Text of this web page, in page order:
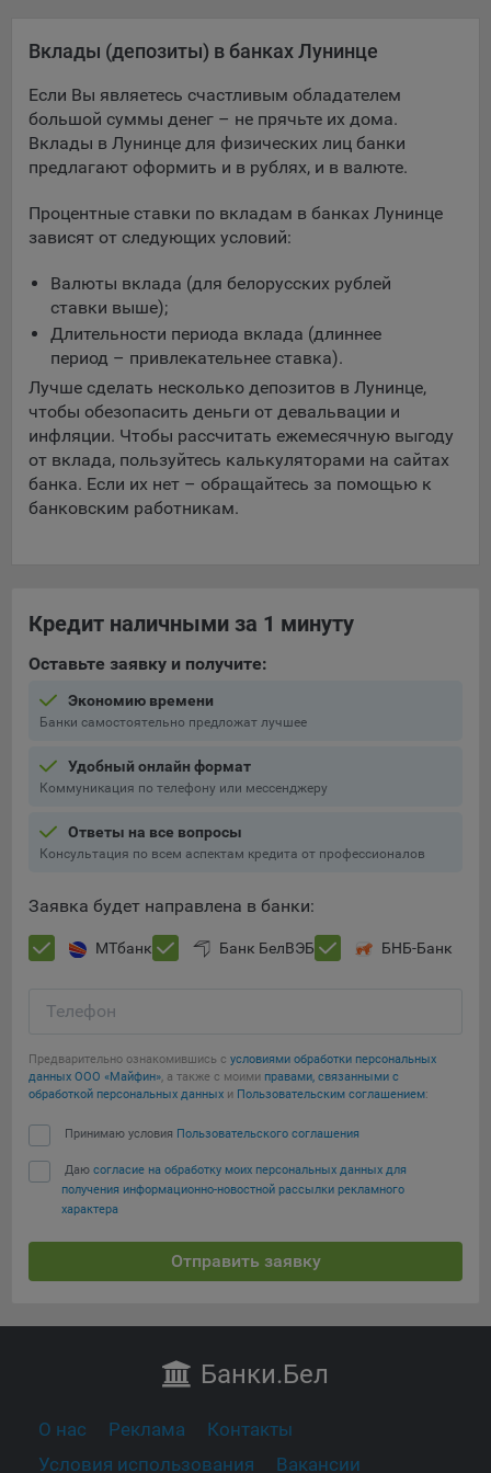
сервис показа контекстной рекламы. Адрес: Yandex
Europe AG, Werftestrasse 4, CH-6005 Luzern, Switzerland.
Google Ads - сервис показа контекстной рекламы,
предоставляемый компанией Google Ireland Ltd, Gordon
House Barrow Street Dublin 4, D04E5W5 Ireland.
Сохранить мои изменения
Вклады (депозиты) в банках Лунинце
Если Вы являетесь счастливым обладателем
большой суммы денег – не прячьте их дома.
Вклады в Лунинце для физических лиц банки
предлагают оформить и в рублях, и в валюте.
Процентные ставки по вкладам в банках Лунинце
зависят от следующих условий:
Валюты вклада (для белорусских рублей
ставки выше);
Длительности периода вклада (длиннее
период – привлекательнее ставка).
Лучше сделать несколько депозитов в Лунинце,
чтобы обезопасить деньги от девальвации и
инфляции. Чтобы рассчитать ежемесячную выгоду
от вклада, пользуйтесь калькуляторами на сайтах
банка. Если их нет – обращайтесь за помощью к
банковским работникам.
Кредит наличными за 1 минуту
Оставьте заявку и получите:
Экономию времени
Банки самостоятельно предложат лучшее
Удобный онлайн формат
Коммуникация по телефону или мессенджеру
Ответы на все вопросы
Консультация по всем аспектам кредита от профессионалов
Заявка будет направлена в банки:
МТбанк Банк БелВЭБ БНБ-Банк
Телефон
Предварительно ознакомившись с условиями обработки персональных
данных ООО «Майфин», а также с моими правами, связанными с
обработкой персональных данных и Пользовательским соглашением:
Принимаю условия Пользовательского соглашения
Даю согласие на обработку моих персональных данных для
получения информационно-новостной рассылки рекламного
характера
Отправить заявку
Банки.Бел
О нас Реклама
Контакты
Условия использования
Вакансии